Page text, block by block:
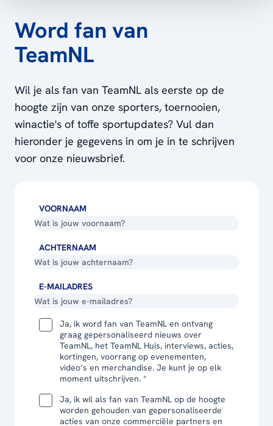
Word fan van
TeamNL
Wil je als fan van TeamNL als eerste op de
hoogte zijn van onze sporters, toernooien,
winactie's of toffe sportupdates? Vul dan
hieronder je gegevens in om je in te schrijven
voor onze nieuwsbrief.
VOORNAAM
ACHTERNAAM
E-MAILADRES
Ja, ik word fan van TeamNL en ontvang
graag gepersonaliseerd nieuws over
TeamNL, het TeamNL Huis, interviews, acties,
kortingen, voorrang op evenementen,
video’s en merchandise. Je kunt je op elk
moment uitschrijven. *
Ja, ik wil als fan van TeamNL op de hoogte
worden gehouden van gepersonaliseerde
acties van onze commerciële partners en